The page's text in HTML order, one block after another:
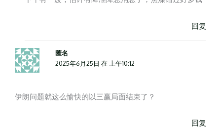
回复
匿名
2025年6月25日 在 上午10:12
伊朗问题就这么愉快的以三赢局面结束了？
回复